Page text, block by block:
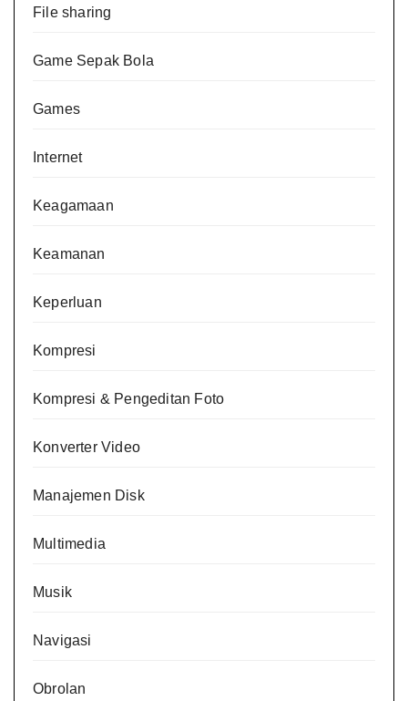
File sharing
Game Sepak Bola
Games
Internet
Keagamaan
Keamanan
Keperluan
Kompresi
Kompresi & Pengeditan Foto
Konverter Video
Manajemen Disk
Multimedia
Musik
Navigasi
Obrolan